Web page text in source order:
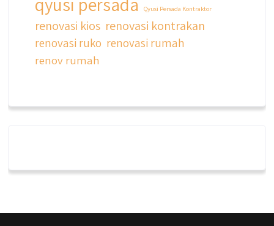
Qyusi Persada Kontraktor
renovasi kios renovasi kontrakan
renovasi ruko renovasi rumah
renov rumah